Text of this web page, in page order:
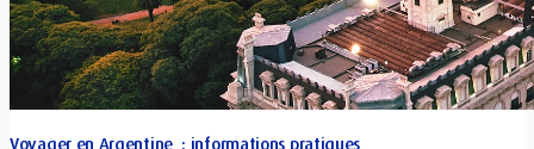
Voyager en Argentine : informations pratiques